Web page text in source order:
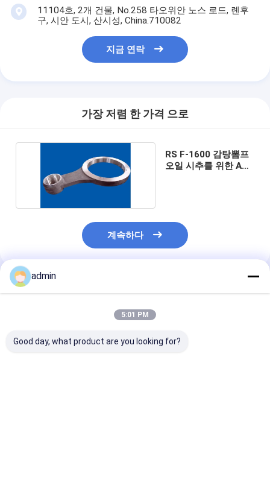
11104호, 2개 건물, No.258 타오위안 노스 로드, 롄후
구, 시안 도시, 산시성, China.710082
지금 연락
가장 저렴 한 가격 으로
RS F-1600 감탕뽐프
오일 시추를 위한 API
계속하다
추천된 제품
admin
5:01 PM
Good day, what product are you looking for?